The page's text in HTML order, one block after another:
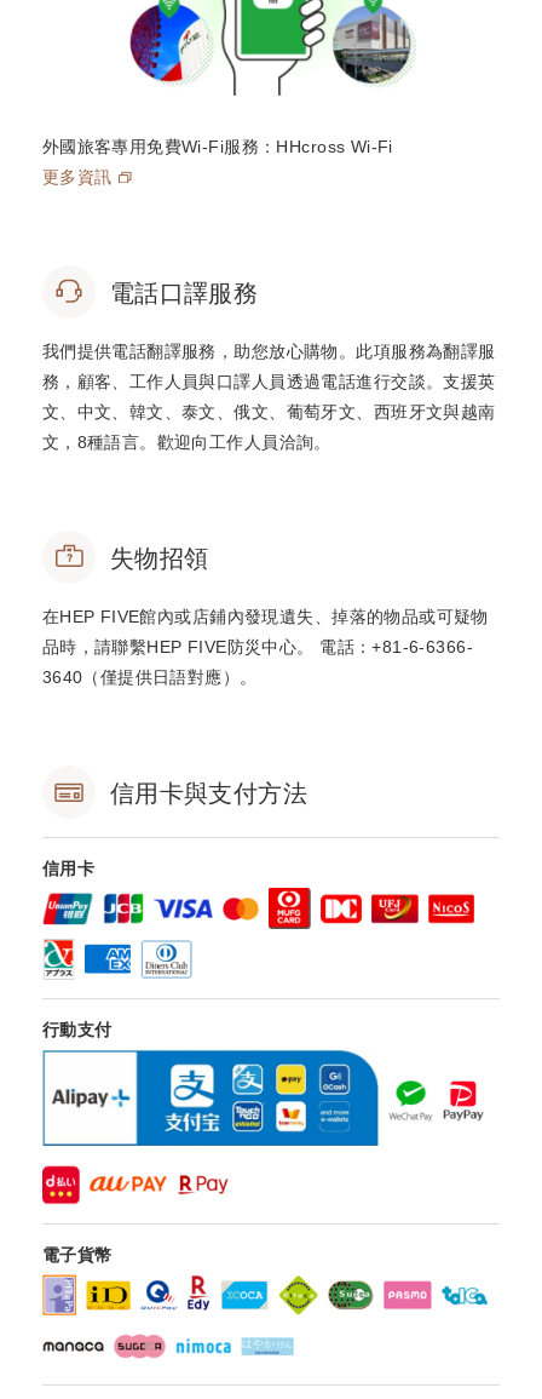
外國旅客專用免費Wi-Fi服務：HHcross Wi-Fi
更多資訊
電話口譯服務
我們提供電話翻譯服務，助您放心購物。此項服務為翻譯服
務，顧客、工作人員與口譯人員透過電話進行交談。支援英
文、中文、韓文、泰文、俄文、葡萄牙文、西班牙文與越南
文，8種語言。歡迎向工作人員洽詢。
失物招領
在HEP FIVE館內或店鋪內發現遺失、掉落的物品或可疑物
品時，請聯繫HEP FIVE防災中心。 電話：+81-6-6366-
3640（僅提供日語對應）。
信用卡與支付方法
信用卡
行動支付
電子貨幣